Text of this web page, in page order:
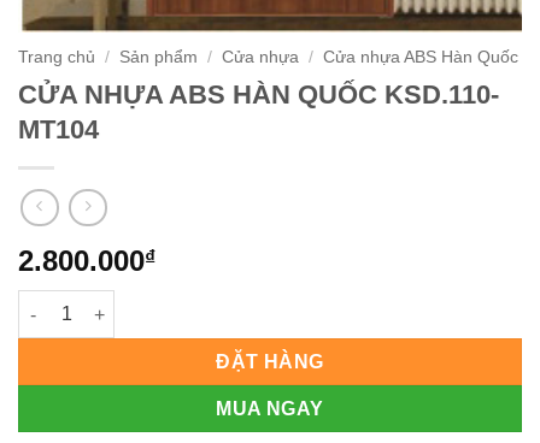
Trang chủ / Sản phẩm / Cửa nhựa / Cửa nhựa ABS Hàn Quốc
CỬA NHỰA ABS HÀN QUỐC KSD.110-
MT104
2.800.000₫
CỬA NHỰA ABS HÀN QUỐC KSD.110-MT104 số lượng
ĐẶT HÀNG
MUA NGAY